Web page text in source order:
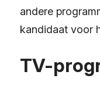
andere
kandidaat voor
TV-